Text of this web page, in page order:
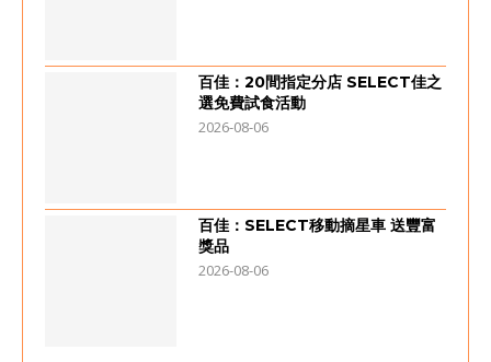
百佳：20間指定分店 SELECT佳之
選免費試食活動
2026-08-06
百佳：SELECT移動摘星車 送豐富
獎品
2026-08-06